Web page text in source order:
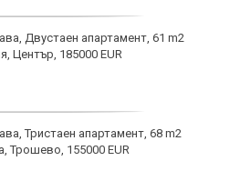
Двустаен апартамент, 61 m2
Център, 185000 EUR
Тристаен апартамент, 68 m2
Трошево, 155000 EUR